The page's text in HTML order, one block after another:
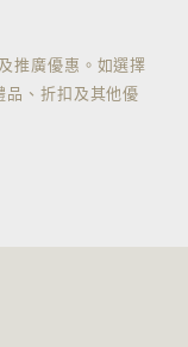
推廣優惠。如選擇
、折扣及其他優